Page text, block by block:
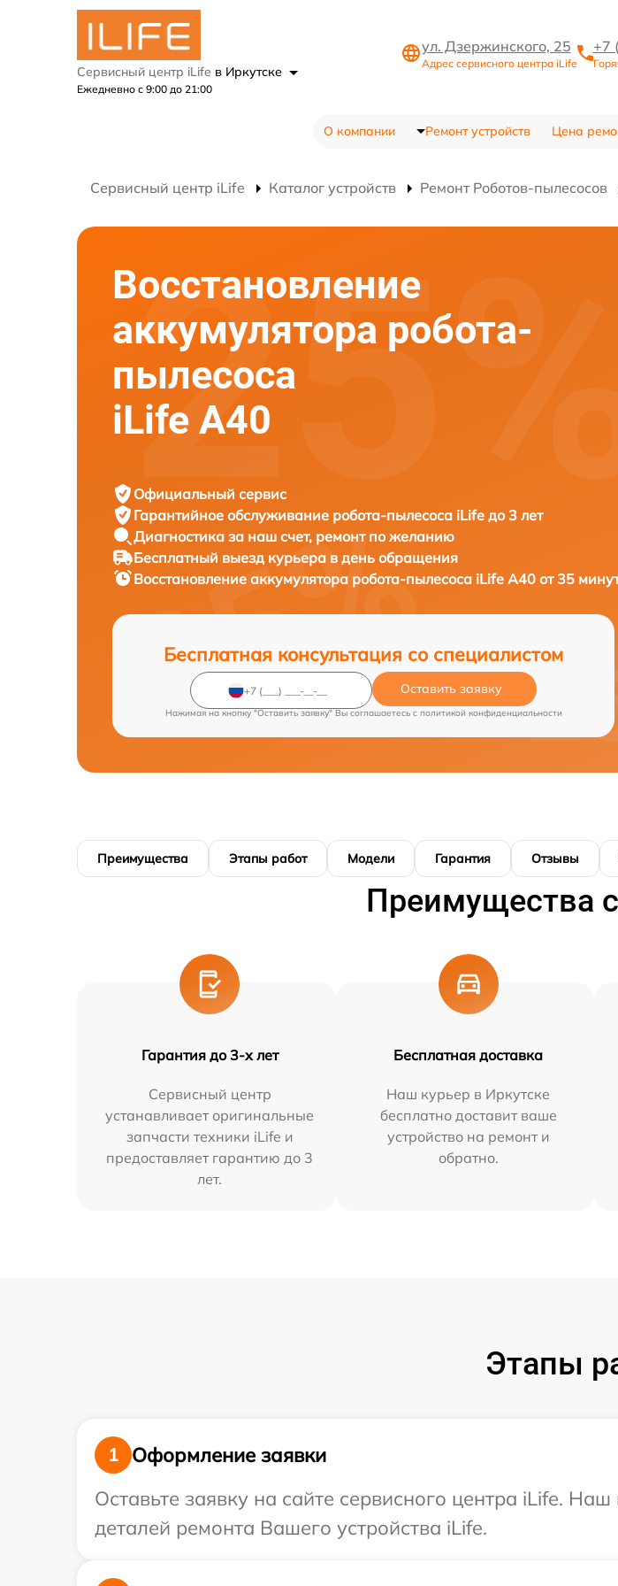
Сервисный центр iLife в Иркутске
Ежедневно с 9:00 до 21:00
ул. Дзержинского, 25
Адрес сервисного центра iLife
+7
О компании Ремонт устройств Цена
Сервисный центр iLife Каталог устройств Ремонт Роботов-пылесосов
Восстановление
аккумулятора робота-
пылесоса
iLife A40
Официальный сервис
Гарантийное обслуживание робота-пылесоса iLife до 3 лет
Диагностика за наш счет, ремонт по желанию
Бесплатный выезд курьера в день обращения
Восстановление аккумулятора робота-пылесоса iLife A40 от 35
Бесплатная консультация со специалистом
Оставить заявку
Нажимая на кнопку "Оставить заявку" Вы соглашаетесь c политикой конфиденциальности
Преимущества Этапы работ Модели Гарантия Отзывы
Преимущества
Гарантия до 3-х лет
Сервисный центр
устанавливает оригинальные
запчасти техники iLife и
предоставляет гарантию до 3
лет.
Бесплатная доставка
Наш курьер в Иркутске
бесплатно доставит ваше
устройство на ремонт и
обратно.
Этапы
1
Оформление заявки
Оставьте заявку на сайте сервисного центра iLife.
деталей ремонта Вашего устройства iLife.